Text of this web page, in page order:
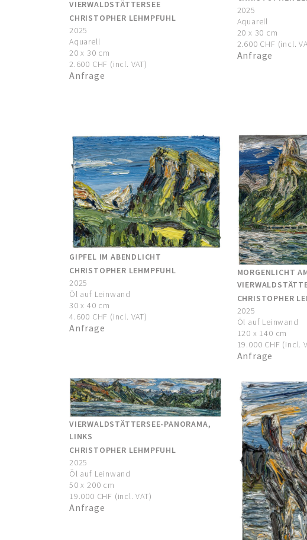
VIERWALDSTÄTTERSEE
CHRISTOPHER LEHMPFUHL
2025
Aquarell
20 x 30 cm
2.600 CHF (incl. VAT)
Anfrage
2025
Aquarell
20 x 30 cm
2.600 CHF (incl.
Anfrage
GIPFEL IM ABENDLICHT
CHRISTOPHER LEHMPFUHL
2025
Öl auf Leinwand
30 x 40 cm
4.600 CHF (incl. VAT)
Anfrage
MORGENLICHT
CHRISTOPHER
2025
Öl auf Leinwand
120 x 140 cm
19.000 CHF (incl.
Anfrage
VIERWALDSTÄTTERSEE-PANORAMA,
LINKS
CHRISTOPHER LEHMPFUHL
2025
Öl auf Leinwand
50 x 200 cm
19.000 CHF (incl. VAT)
Anfrage